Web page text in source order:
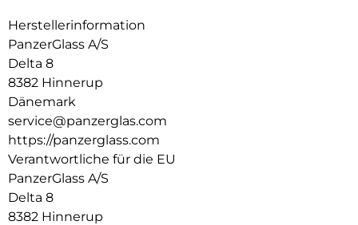
verstärkten Ecken, die den täglichen Stößen und
Erschütterungen standhalten. Dank der integrierten
Halterung für deinen Apple Pencil hast du ihn immer
griffbereit.
Bist du bereit, dein iPad auf das nächste Level zu bringen?
Die iPad Essential Hülle vereint Stil, Vielseitigkeit und Schutz
in einem cleveren Design – gemacht, um mit dir Schritt zu
halten, egal wohin dich der Tag führt.
Herstellerinformation
PanzerGlass A/S
Delta 8
8382 Hinnerup
Dänemark
service@panzerglas.com
https://panzerglass.com
Verantwortliche für die EU
PanzerGlass A/S
Delta 8
8382 Hinnerup